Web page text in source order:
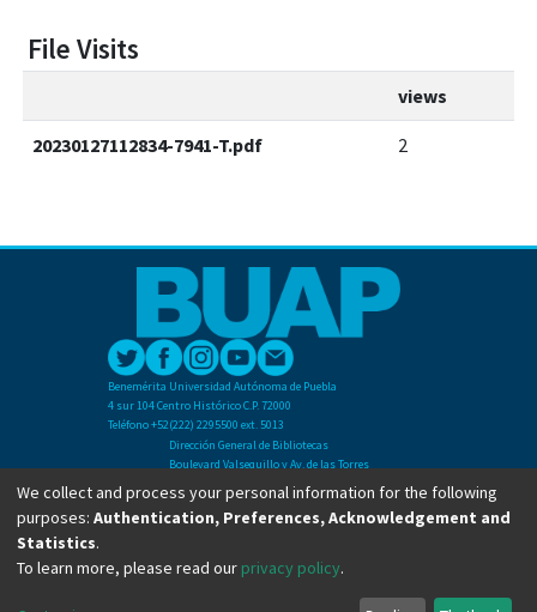
File Visits
views
20230127112834-7941-T.pdf 2
Benemérita Universidad Autónoma de Puebla
4 sur 104 Centro Histórico C.P. 72000
Teléfono +52(222) 2295500 ext. 5013
Dirección General de Bibliotecas
Boulevard Valsequillo y Av. de las Torres
Ciudad Universitaria. Col. San Manuel
C.P. 72570
Teléfono +52 (222) 2295500 Ext 2901
We collect and process your personal information for the following
purposes: Authentication, Preferences, Acknowledgement and
Statistics.
To learn more, please read our privacy policy.